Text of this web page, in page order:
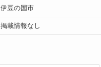
伊豆の国市
掲載情報なし